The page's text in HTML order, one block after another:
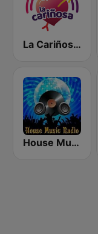
La Cariñosa Armenia
House Music Radio